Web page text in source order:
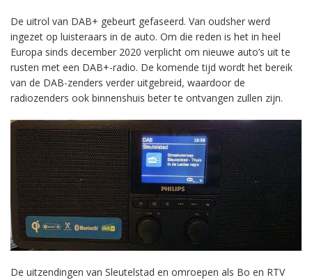
De uitrol van DAB+ gebeurt gefaseerd. Van oudsher werd
ingezet op luisteraars in de auto. Om die reden is het in heel
Europa sinds december 2020 verplicht om nieuwe auto’s uit te
rusten met een DAB+-radio. De komende tijd wordt het bereik
van de DAB-zenders verder uitgebreid, waardoor de
radiozenders ook binnenshuis beter te ontvangen zullen zijn.
De uitzendingen van Sleutelstad en omroepen als Bo en RTV